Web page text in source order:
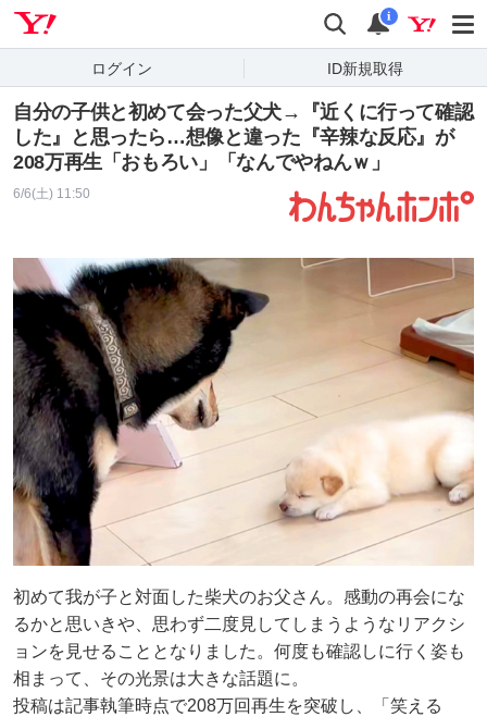
検索 通知
i
ログイン ID新規取得
自分の子供と初めて会った父犬→『近くに行って確認
した』と思ったら…想像と違った『辛辣な反応』が
208万再生「おもろい」「なんでやねんｗ」
6/6(土) 11:50
初めて我が子と対面した柴犬のお父さん。感動の再会にな
るかと思いきや、思わず二度見してしまうようなリアクシ
ョンを見せることとなりました。何度も確認しに行く姿も
相まって、その光景は大きな話題に。
投稿は記事執筆時点で208万回再生を突破し、「笑える